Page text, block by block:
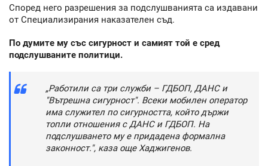
Според него разрешения за подслушванията са издавани
от Специализирания наказателен съд.
По думите му със сигурност и самият той е сред
подслушваните политици.
„Работили са три служби – ГДБОП, ДАНС и
"Вътрешна сигурност". Всеки мобилен оператор
има служител по сигурността, който държи
топли отношения с ДАНС и ГДБОП. На
подслушването му е придадена формална
законност.", каза още Хаджигенов.